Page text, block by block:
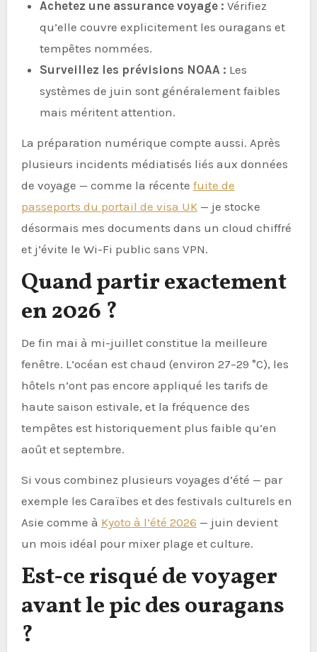
Achetez une assurance voyage : Vérifiez
qu’elle couvre explicitement les ouragans et
tempêtes nommées.
Surveillez les prévisions NOAA : Les
systèmes de juin sont généralement faibles
mais méritent attention.
La préparation numérique compte aussi. Après
plusieurs incidents médiatisés liés aux données
de voyage — comme la récente fuite de
passeports du portail de visa UK— je stocke
désormais mes documents dans un cloud chiffré
et j’évite le Wi-Fi public sans VPN.
Quand partir exactement
en 2026 ?
De fin mai à mi-juillet constitue la meilleure
fenêtre. L’océan est chaud (environ 27–29 °C), les
hôtels n’ont pas encore appliqué les tarifs de
haute saison estivale, et la fréquence des
tempêtes est historiquement plus faible qu’en
août et septembre.
Si vous combinez plusieurs voyages d’été — par
exemple les Caraïbes et des festivals culturels en
Asie comme à Kyoto à l’été 2026 — juin devient
un mois idéal pour mixer plage et culture.
Est-ce risqué de voyager
avant le pic des ouragans
?